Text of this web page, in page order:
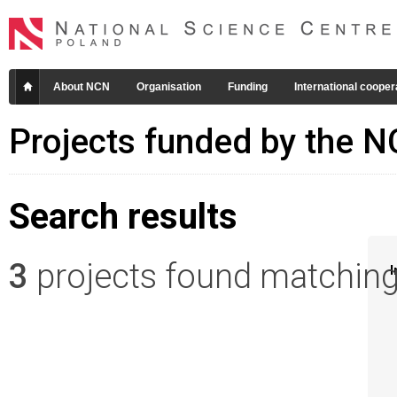
About NCN Organisation Funding International
Projects funded by the
Search results
3 projects found